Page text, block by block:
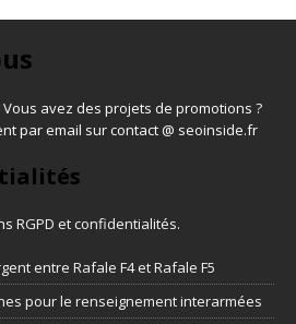
avez des projets de promotions ?
par email sur contact @ seoinside.fr
RGPD et confidentialités.
entre Rafale F4 et Rafale F5
pour le renseignement interarmées